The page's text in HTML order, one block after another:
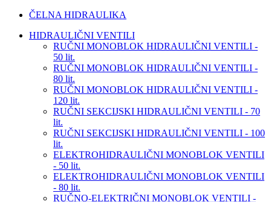
ČELNA HIDRAULIKA
HIDRAULIČNI VENTILI
RUČNI MONOBLOK HIDRAULIČNI VENTILI -
50 lit.
RUČNI MONOBLOK HIDRAULIČNI VENTILI -
80 lit.
RUČNI MONOBLOK HIDRAULIČNI VENTILI -
120 lit.
RUČNI SEKCIJSKI HIDRAULIČNI VENTILI - 70
lit.
RUČNI SEKCIJSKI HIDRAULIČNI VENTILI - 100
lit.
ELEKTROHIDRAULIČNI MONOBLOK VENTILI
- 50 lit.
ELEKTROHIDRAULIČNI MONOBLOK VENTILI
- 80 lit.
RUČNO-ELEKTRIČNI MONOBLOK VENTILI -